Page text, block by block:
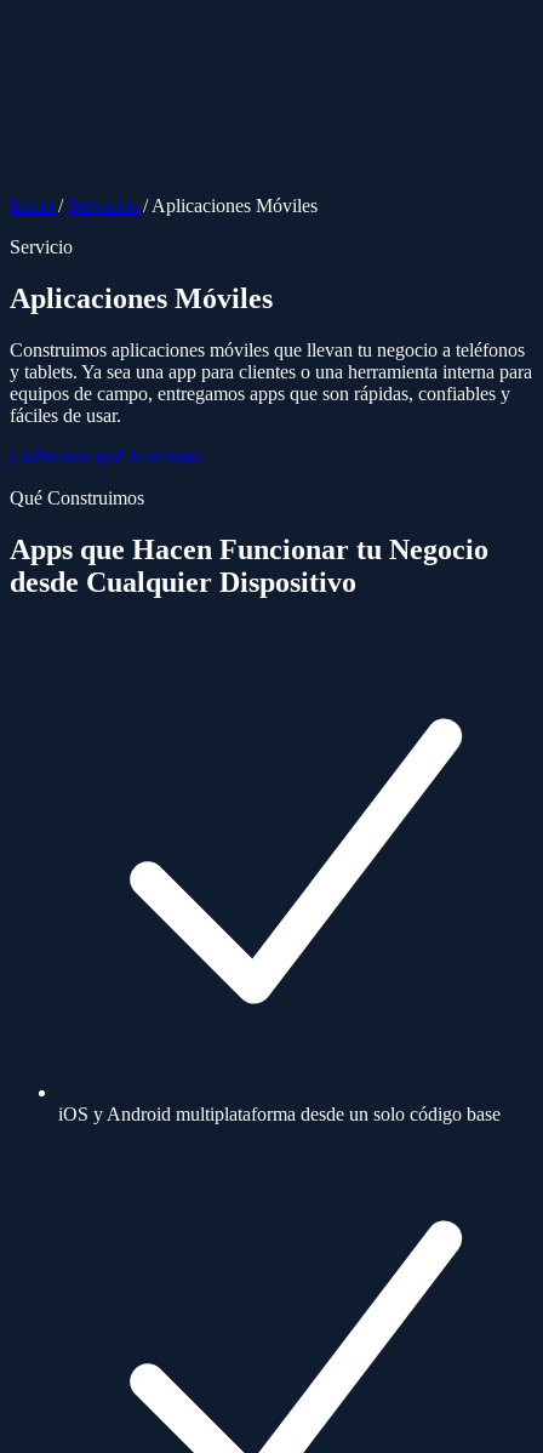
Inicio / Servicios / Aplicaciones Móviles
Servicio
Aplicaciones Móviles
Construimos aplicaciones móviles que llevan tu negocio a teléfonos
y tablets. Ya sea una app para clientes o una herramienta interna para
equipos de campo, entregamos apps que son rápidas, confiables y
fáciles de usar.
Cuéntanos qué Necesitas
Qué Construimos
Apps que Hacen Funcionar tu Negocio
desde Cualquier Dispositivo
iOS y Android multiplataforma desde un solo código base